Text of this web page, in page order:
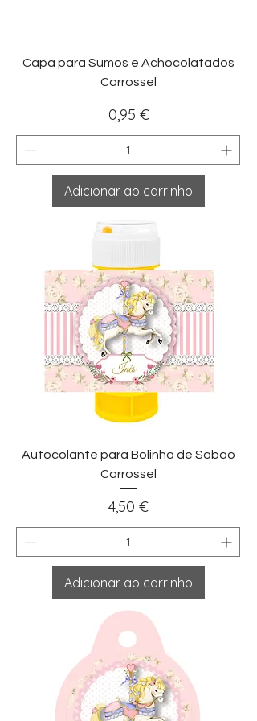
Capa para Sumos e Achocolatados
Carrossel
Preço
0,95 €
Adicionar ao carrinho
Autocolante para Bolinha de Sabão
Carrossel
Preço
4,50 €
Adicionar ao carrinho